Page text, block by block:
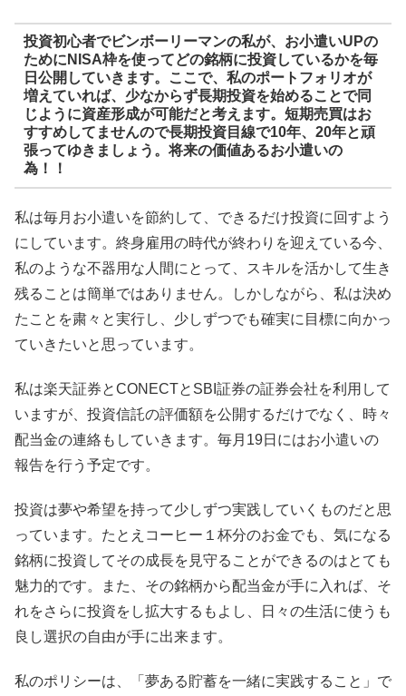
投資初心者でビンボーリーマンの私が、お小遣いUPの
ためにNISA枠を使ってどの銘柄に投資しているかを毎
日公開していきます。ここで、私のポートフォリオが
増えていれば、少なからず長期投資を始めることで同
じように資産形成が可能だと考えます。短期売買はお
すすめしてませんので長期投資目線で10年、20年と頑
張ってゆきましょう。将来の価値あるお小遣いの
為！！
私は毎月お小遣いを節約して、できるだけ投資に回すよう
にしています。終身雇用の時代が終わりを迎えている今、
私のような不器用な人間にとって、スキルを活かして生き
残ることは簡単ではありません。しかしながら、私は決め
たことを粛々と実行し、少しずつでも確実に目標に向かっ
ていきたいと思っています。
私は楽天証券とCONECTとSBI証券の証券会社を利用して
いますが、投資信託の評価額を公開するだけでなく、時々
配当金の連絡もしていきます。毎月19日にはお小遣いの
報告を行う予定です。
投資は夢や希望を持って少しずつ実践していくものだと思
っています。たとえコーヒー１杯分のお金でも、気になる
銘柄に投資してその成長を見守ることができるのはとても
魅力的です。また、その銘柄から配当金が手に入れば、そ
れをさらに投資をし拡大するもよし、日々の生活に使うも
良し選択の自由が手に出来ます。
私のポリシーは、「夢ある貯蓄を一緒に実践すること」で